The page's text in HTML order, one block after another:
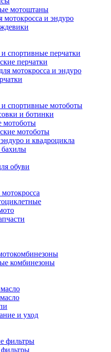
мотоштаны
и эндуро
и спортивные перчатки
перчатки
мотокросса и эндуро
и спортивные мотоботы
и ботинки
мотоботы
мотоботы
и квадроцикла
обуви
комбинезоны
и уход
фильтры